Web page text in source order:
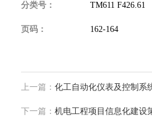
分类号： TM611 F426.61
页码： 162-164
上一篇： 化工自动化仪表及控制系
下一篇： 机电工程项目信息化建设